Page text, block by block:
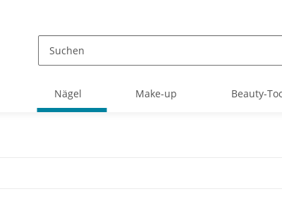
Nägel Make-up Beauty-